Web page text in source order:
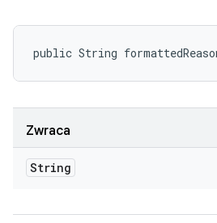
public String
Zwraca
String